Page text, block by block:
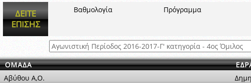
Αποτελέσματα γραπτών εξετάσεων Σεμιναρίου προεπιλογής Διαιτητών και
Καταρτισμός ομάδων ανα όμιλο
ΔΕΙΤΕ
ΕΠΙΣΗΣ
Βαθμολογία Πρόγραμμα
ΟΜΑΔΑ
Αβύθου Α,Ο.